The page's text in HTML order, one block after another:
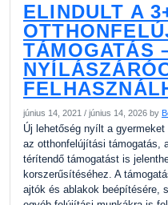
ELINDULT A
TÁMOGATÁS
június 14, 2021 / június 14, 2026 by
Új lehetőség nyílt a
az otthonfelújítási támogatás,
térítendő támogatást is
korszerűsítéséhez. A
ajtók és ablakok beépítésére,